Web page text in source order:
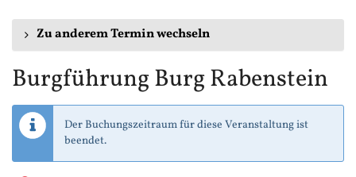
Zu anderem Termin wechseln
Burgführung Burg Rabenstein
Der Buchungszeitraum für diese Veranstaltung ist
beendet.